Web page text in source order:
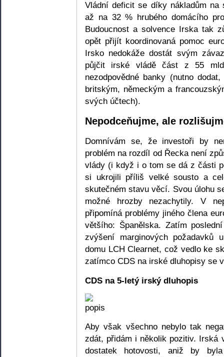
Vládní deficit se díky nákladům na
až na 32 % hrubého domácího
Budoucnost a solvence Irska tak
opět přijít koordinovaná pomoc
Irsko nedokáže dostát svým
půjčit irské vládě část z 55
nezodpovědné banky (nutno
britským, německým a
svých účtech).
Nepodceňujme, ale
Domnívám se, že investoři by
problém na rozdíl od Řecka není
vlády (i když i o tom se dá z části
si ukrojili příliš velké sousto a
skutečném stavu věcí. Svou úlohu
možné hrozby nezachytily. V
připomíná problémy jiného člena
většího: Španělska. Zatím
zvýšení marginových požadavků
domu LCH Clearnet, což vedlo ke
zatímco CDS na irské dluhopisy se
CDS na 5-letý irský dluhopis
Aby však všechno nebylo tak
zdát, přidám i několik pozitiv. Irská
dostatek hotovosti, aniž by